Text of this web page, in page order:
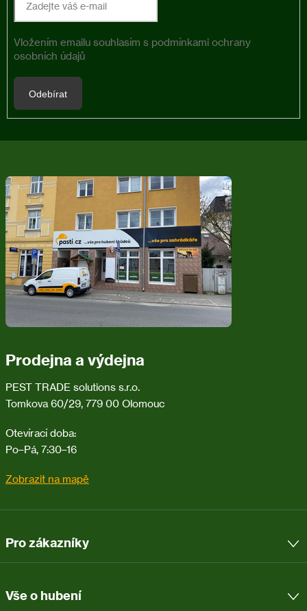
Vložením emailu souhlasím s podmínkami ochrany
osobních údajů
Odebírat
p
a
Prodejna a výdejna
PEST TRADE solutions s.r.o.
Tomkova 60/29, 779 00 Olomouc
Otevírací doba:
Po–Pá, 7:30–16
Zobrazit na mapě
Pro zákazníky
Vše o hubení